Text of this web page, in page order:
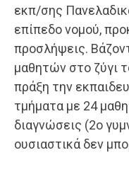
εκπ/σης
επίπεδο νομού,
προσλήψεις.
μαθητών στο ζύγι
πράξη την
τμήματα με 24
διαγνώσεις (2ο
ουσιαστικά δεν